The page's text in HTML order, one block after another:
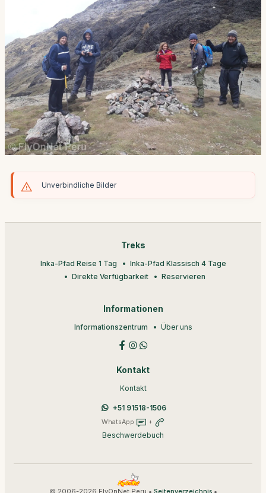
Unverbindliche Bilder
Treks
Inka-Pfad Reise 1 Tag
Inka-Pfad Klassisch 4 Tage
Direkte Verfügbarkeit
Reservieren
Informationen
Informationszentrum Über uns
Kontakt
Kontakt
+51 91518-1506
WhatsApp +
Beschwerdebuch
© 2006-2026 FlyOnNet Peru • •